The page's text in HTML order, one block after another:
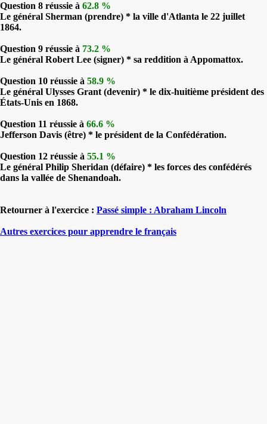
Question 8 réussie à 62.8 %
Le général Sherman (prendre) * la ville d'Atlanta le 22 juillet
1864.
Question 9 réussie à 73.2 %
Le général Robert Lee (signer) * sa reddition à Appomattox.
Question 10 réussie à 58.9 %
Le général Ulysses Grant (devenir) * le dix-huitième président des
États-Unis en 1868.
Question 11 réussie à 66.6 %
Jefferson Davis (être) * le président de la Confédération.
Question 12 réussie à 55.1 %
Le général Philip Sheridan (défaire) * les forces des confédérés
dans la vallée de Shenandoah.
Retourner à l'exercice : Passé simple : Abraham Lincoln
Autres exercices pour apprendre le français